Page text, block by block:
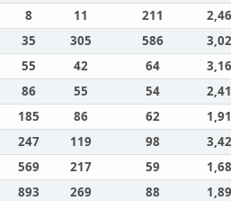
8 11 211
35 305 586
55 42 64
86 55 54
185 86 62
247 119 98
569 217 59
893 269 88